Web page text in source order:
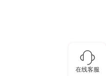
在线客服